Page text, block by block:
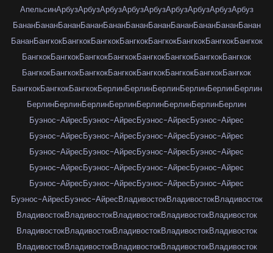
АпельсинАрбузАрбузАрбузАрбузАрбузАрбузАрбузАрбузАрбуз
БананБананБананБананБананБананБананБананБананБананБанан
БананБангкокБангкокБангкокБангкокБангкокБангкокБангкокБангкок
БангкокБангкокБангкокБангкокБангкокБангкокБангкокБангкок
БангкокБангкокБангкокБангкокБангкокБангкокБангкокБангкок
БангкокБангкокБангкокБерлинБерлинБерлинБерлинБерлинБерлин
БерлинБерлинБерлинБерлинБерлинБерлинБерлинБерлин
Буэнос-АйресБуэнос-АйресБуэнос-АйресБуэнос-Айрес
Буэнос-АйресБуэнос-АйресБуэнос-АйресБуэнос-Айрес
Буэнос-АйресБуэнос-АйресБуэнос-АйресБуэнос-Айрес
Буэнос-АйресБуэнос-АйресБуэнос-АйресБуэнос-Айрес
Буэнос-АйресБуэнос-АйресБуэнос-АйресБуэнос-Айрес
Буэнос-АйресБуэнос-АйресВладивостокВладивостокВладивосток
ВладивостокВладивостокВладивостокВладивостокВладивосток
ВладивостокВладивостокВладивостокВладивостокВладивосток
ВладивостокВладивостокВладивостокВладивостокВладивосток